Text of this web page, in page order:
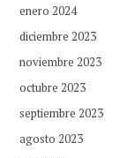
enero 2024
diciembre 2023
noviembre 2023
octubre 2023
septiembre 2023
agosto 2023